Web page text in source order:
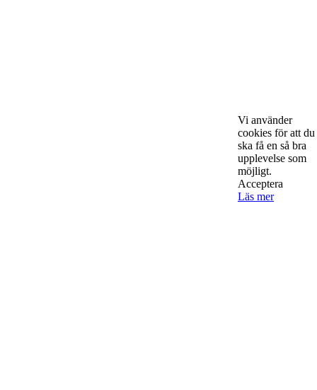
Vi använder
cookies för att du
ska få en så bra
upplevelse som
möjligt.
Acceptera
Läs mer